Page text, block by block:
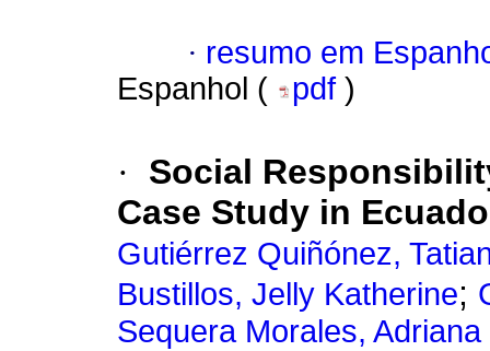
· resumo em
Espanhol (
pdf )
·
Social
Case Study in
Gutiérrez Quiñónez,
Bustillos, Jelly Katherine;
Sequera Morales,